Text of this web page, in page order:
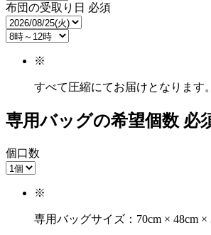
布団の受取り日 必須
※
すべて圧縮にてお届けとなります。
専用バッグの希望個数 必
個口数
※
専用バッグサイズ：70cm × 48cm ×